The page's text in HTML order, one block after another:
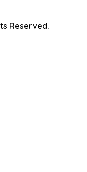
Reserved.